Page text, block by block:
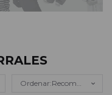
Recomendados